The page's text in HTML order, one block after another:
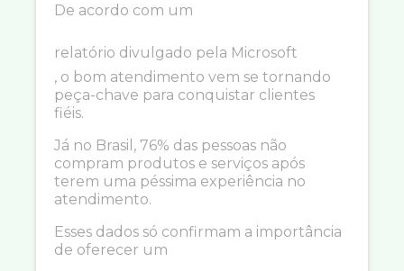
De acordo com um
relatório divulgado pela Microsoft
, o bom atendimento vem se tornando
peça-chave para conquistar clientes
fiéis.
Já no Brasil, 76% das pessoas não
compram produtos e serviços após
terem uma péssima experiência no
atendimento.
Esses dados só confirmam a importância
de oferecer um